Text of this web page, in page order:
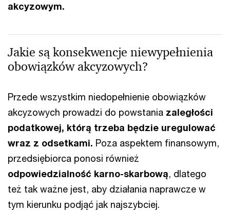
akcyzowym.
Jakie są konsekwencje niewypełnienia
obowiązków akcyzowych?
Przede wszystkim niedopełnienie obowiązków
akcyzowych prowadzi do powstania zaległości
podatkowej, którą trzeba będzie uregulować
wraz z odsetkami. Poza aspektem finansowym,
przedsiębiorca ponosi również
odpowiedzialność karno-skarbową, dlatego
też tak ważne jest, aby działania naprawcze w
tym kierunku podjąć jak najszybciej.